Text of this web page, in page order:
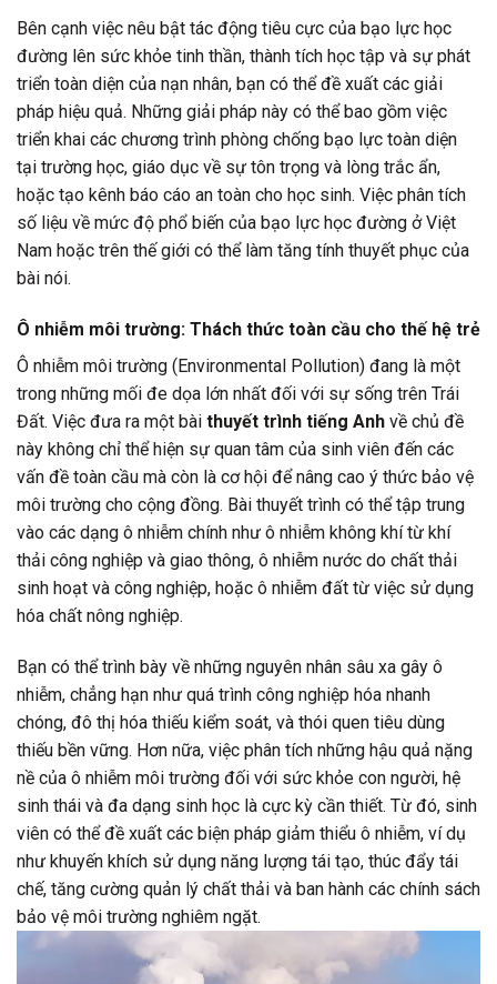
Bên cạnh việc nêu bật tác động tiêu cực của bạo lực học
đường lên sức khỏe tinh thần, thành tích học tập và sự phát
triển toàn diện của nạn nhân, bạn có thể đề xuất các giải
pháp hiệu quả. Những giải pháp này có thể bao gồm việc
triển khai các chương trình phòng chống bạo lực toàn diện
tại trường học, giáo dục về sự tôn trọng và lòng trắc ẩn,
hoặc tạo kênh báo cáo an toàn cho học sinh. Việc phân tích
số liệu về mức độ phổ biến của bạo lực học đường ở Việt
Nam hoặc trên thế giới có thể làm tăng tính thuyết phục của
bài nói.
Ô nhiễm môi trường: Thách thức toàn cầu cho thế hệ trẻ
Ô nhiễm môi trường (Environmental Pollution) đang là một
trong những mối đe dọa lớn nhất đối với sự sống trên Trái
Đất. Việc đưa ra một bài thuyết trình tiếng Anh về chủ đề
này không chỉ thể hiện sự quan tâm của sinh viên đến các
vấn đề toàn cầu mà còn là cơ hội để nâng cao ý thức bảo vệ
môi trường cho cộng đồng. Bài thuyết trình có thể tập trung
vào các dạng ô nhiễm chính như ô nhiễm không khí từ khí
thải công nghiệp và giao thông, ô nhiễm nước do chất thải
sinh hoạt và công nghiệp, hoặc ô nhiễm đất từ việc sử dụng
hóa chất nông nghiệp.
Bạn có thể trình bày về những nguyên nhân sâu xa gây ô
nhiễm, chẳng hạn như quá trình công nghiệp hóa nhanh
chóng, đô thị hóa thiếu kiểm soát, và thói quen tiêu dùng
thiếu bền vững. Hơn nữa, việc phân tích những hậu quả nặng
nề của ô nhiễm môi trường đối với sức khỏe con người, hệ
sinh thái và đa dạng sinh học là cực kỳ cần thiết. Từ đó, sinh
viên có thể đề xuất các biện pháp giảm thiểu ô nhiễm, ví dụ
như khuyến khích sử dụng năng lượng tái tạo, thúc đẩy tái
chế, tăng cường quản lý chất thải và ban hành các chính sách
bảo vệ môi trường nghiêm ngặt.